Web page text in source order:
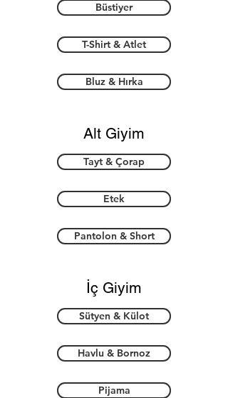
Büstiyer
T-Shirt & Atlet
Bluz & Hırka
Alt Giyim
Tayt & Çorap
Etek
Pantolon & Short
İç Giyim
Sütyen & Külot
Havlu & Bornoz
Pijama